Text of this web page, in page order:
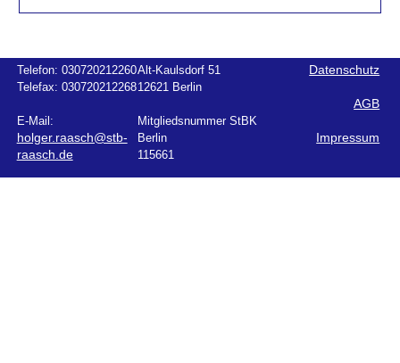
Telefon: 030720212260
Telefax: 030720212268
E-Mail:
holger.raasch@stb-
raasch.de
Alt-Kaulsdorf 51
12621 Berlin
Mitgliedsnummer StBK
Berlin
115661
Datenschutz
AGB
Impressum